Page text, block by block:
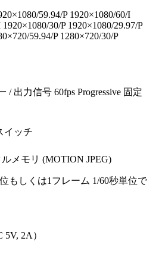
59.94/P 1920×1080/60/I
30/P 1920×1080/29.97/P
59.94/P 1280×720/30/P
/ 出力信号 60fps Progressive 固定
イッチ
メモリ (MOTION JPEG)
もしくは1フレーム 1/60秒単位で
2A）